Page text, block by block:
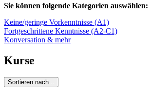
Sie können folgende Kategorien auswählen:
Keine/geringe Vorkenntnisse (A1)
Fortgeschrittene Kenntnisse (A2-C1)
Konversation & mehr
Kurse
Sortieren nach...